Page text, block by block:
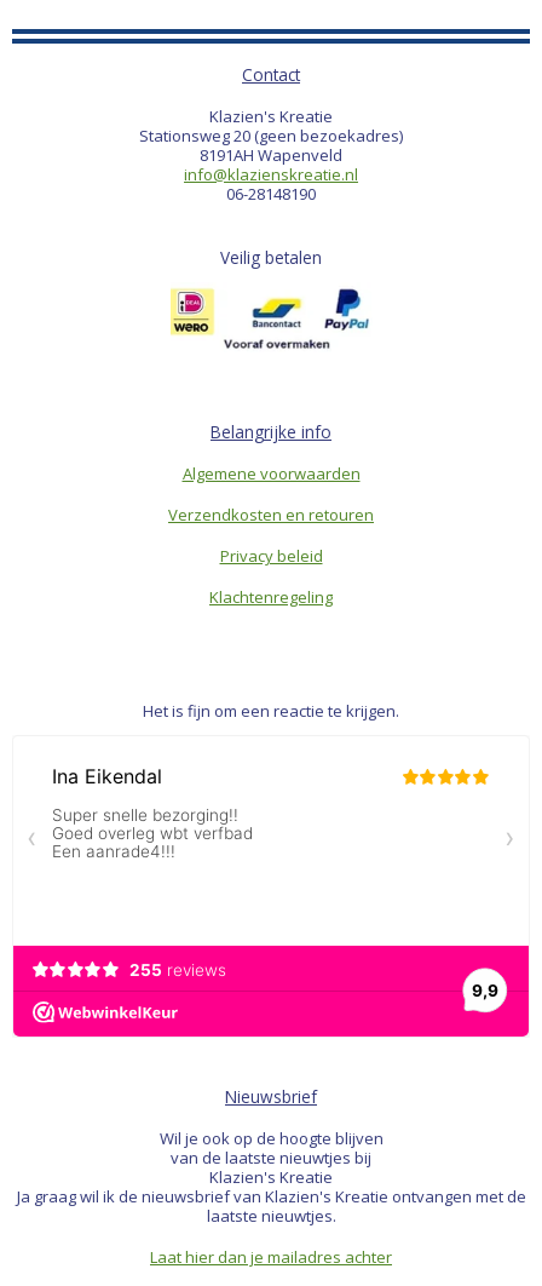
Contact
Klazien's Kreatie
Stationsweg 20 (geen bezoekadres)
8191AH Wapenveld
info@klazienskreatie.nl
06-28148190
Veilig betalen
Belangrijke info
Algemene voorwaarden
Verzendkosten en retouren
Privacy beleid
Klachtenregeling
Het is fijn om een reactie te krijgen.
Nieuwsbrief
Wil je ook op de hoogte blijven
van de laatste nieuwtjes bij
Klazien's Kreatie
Ja graag wil ik de nieuwsbrief van Klazien's Kreatie ontvangen met de
laatste nieuwtjes.
Laat hier dan je mailadres achter